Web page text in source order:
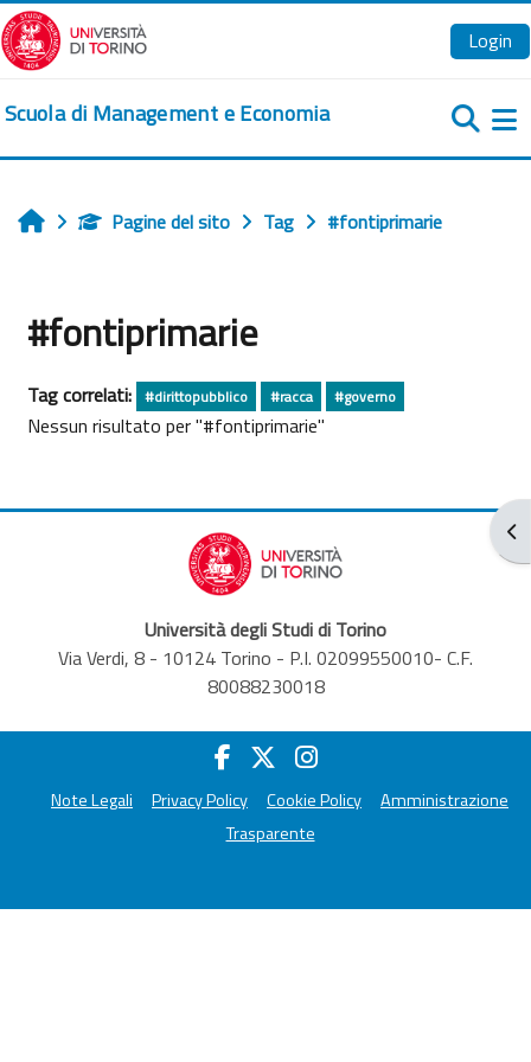
Vai al contenuto principale
Login
Scuola di Management e Economia
HomePagine del sito Tag #fontiprimarie
#fontiprimarie
Tag correlati: #dirittopubblico #racca #governo
Nessun risultato per "#fontiprimarie"
Università degli Studi di Torino
Via Verdi, 8 - 10124 Torino - P.I. 02099550010- C.F.
80088230018
Note Legali Privacy Policy Cookie Policy
Amministrazione
Trasparente